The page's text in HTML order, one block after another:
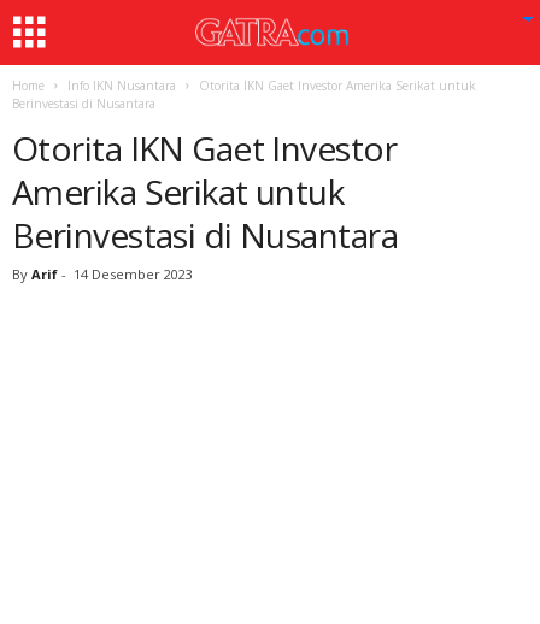
Home Info IKN Nusantara
Otorita IKN Gaet Investor Amerika Serikat untuk
Berinvestasi di Nusantara
Otorita IKN Gaet Investor
Amerika Serikat untuk
Berinvestasi di Nusantara
By Arif - 14 Desember 2023